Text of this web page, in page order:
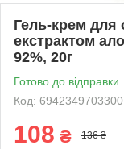
Гель-крем для
екстрактом
92%, 20г
Готово до відправки
Код: 6942349703300
108 ₴ 136 ₴